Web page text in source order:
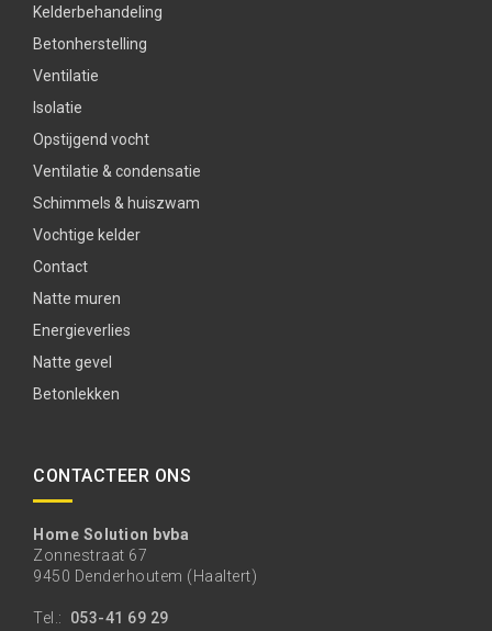
Kelderbehandeling
Betonherstelling
Ventilatie
Isolatie
Opstijgend vocht
Ventilatie & condensatie
Schimmels & huiszwam
Vochtige kelder
Contact
Natte muren
Energieverlies
Natte gevel
Betonlekken
CONTACTEER ONS
Home Solution bvba
Zonnestraat 67
9450 Denderhoutem (Haaltert)
Tel.: 053-41 69 29